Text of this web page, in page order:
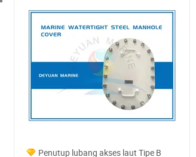
Penutup lubang akses laut Tipe B